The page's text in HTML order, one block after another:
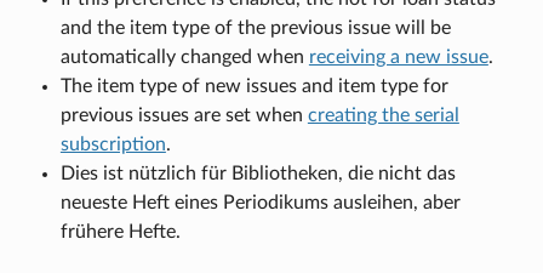
and the item type of the previous issue will be
automatically changed when receiving a new issue.
The item type of new issues and item type for
previous issues are set when creating the serial
subscription.
Dies ist nützlich für Bibliotheken, die nicht das
neueste Heft eines Periodikums ausleihen, aber
frühere Hefte.